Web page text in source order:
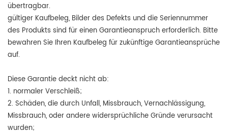
übertragbar.
gültiger Kaufbeleg, Bilder des Defekts und die Seriennummer
des Produkts sind für einen Garantieanspruch erforderlich. Bitte
bewahren Sie Ihren Kaufbeleg für zukünftige Garantieansprüche
auf.
Diese Garantie deckt nicht ab:
1. normaler Verschleiß;
2. Schäden, die durch Unfall, Missbrauch, Vernachlässigung,
Missbrauch, oder andere widersprüchliche Gründe verursacht
wurden;